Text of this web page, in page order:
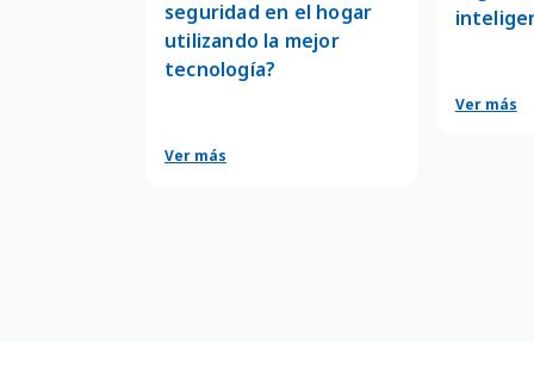
servicio más completo y
eficiente.
seguridad en el hogar
utilizando la mejor
tecnología?
Ver más
Ver más